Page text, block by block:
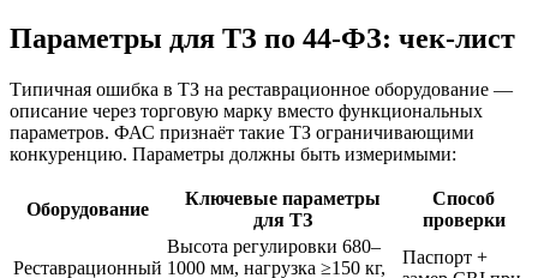
Параметры для ТЗ по 44-ФЗ: чек-лист
Типичная ошибка в ТЗ на реставрационное оборудование —
описание через торговую марку вместо функциональных
параметров. ФАС признаёт такие ТЗ ограничивающими
конкуренцию. Параметры должны быть измеримыми:
Оборудование
Ключевые параметры
для ТЗ
Способ
проверки
Реставрационный
Высота регулировки 680–
1000 мм, нагрузка ≥150 кг,
Паспорт +